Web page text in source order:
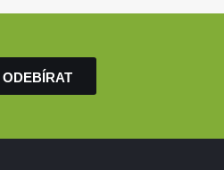
ODEBÍRAT